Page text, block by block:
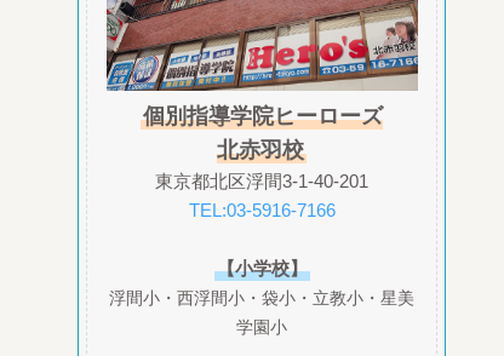
個別指導学院ヒーローズ
北赤羽校
東京都北区浮間3-1-40-201
TEL:03-5916-7166
【小学校】
浮間小・西浮間小・袋小・立教小・星美
学園小